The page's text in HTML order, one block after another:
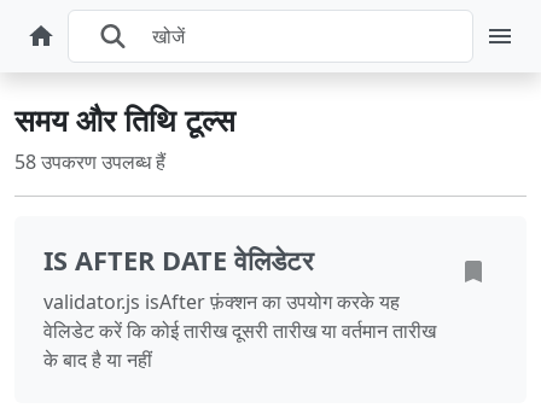
समय और तिथि टूल्स
58 उपकरण उपलब्ध हैं
IS AFTER DATE वेलिडेटर
validator.js isAfter फ़ंक्शन का उपयोग करके यह
वेलिडेट करें कि कोई तारीख दूसरी तारीख या वर्तमान तारीख
के बाद है या नहीं